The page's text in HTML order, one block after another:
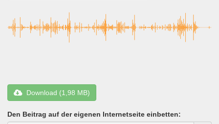
Download (1,98 MB)
Den Beitrag auf der eigenen Internetseite einbetten: